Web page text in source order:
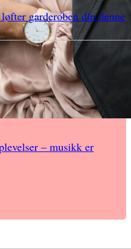
garderoben din denne
– musikk er